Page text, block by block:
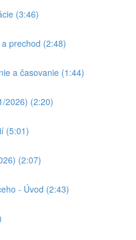
(3:46)
prechod (2:48)
a časovanie (1:44)
2026) (2:20)
(5:01)
(2:07)
- Úvod (2:43)